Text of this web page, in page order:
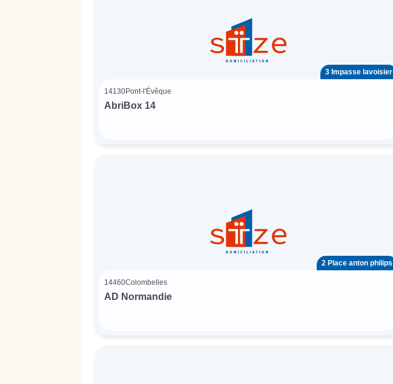
3 Impasse lavoisier
14130Pont-l'Évêque
AbriBox 14
2 Place anton philips
14460Colombelles
AD Normandie